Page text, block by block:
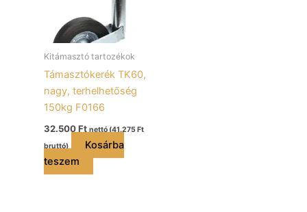
Kitámasztó tartozékok
Támasztókerék TK60,
nagy, terhelhetőség
150kg F0166
32.500Ft nettó (41.275 Ft
bruttó)
Kosárba
teszem